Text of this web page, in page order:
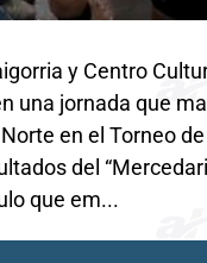
y Centro
una jornada que
en el Torneo
del
que em...